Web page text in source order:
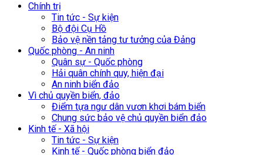
Chính trị
Tin tức - Sự kiện
Bộ đội Cụ Hồ
Bảo vệ nền tảng tư tưởng của Đảng
Quốc phòng - An ninh
Quân sự - Quốc phòng
Hải quân chính quy, hiện đại
An ninh biển đảo
Vì chủ quyền biển, đảo
Điểm tựa ngư dân vươn khơi bám biển
Chung sức bảo vệ chủ quyền biển đảo
Kinh tế - Xã hội
Tin tức - Sự kiện
Kinh tế - Quốc phòng biển đảo